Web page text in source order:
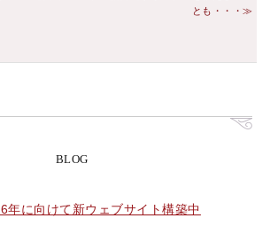
とも・・・
BLOG
年に向けて新ウェブサイト構築中